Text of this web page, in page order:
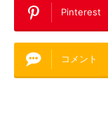
Pinterest
コメント